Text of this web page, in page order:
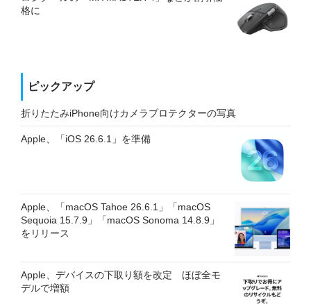
格に
ピックアップ
折りたたみiPhone向けカメラプロテクターの写真
Apple、「iOS 26.6.1」を準備
Apple、「macOS Tahoe 26.6.1」「macOS
Sequoia 15.7.9」「macOS Sonoma 14.8.9」
をリリース
Apple、デバイスの下取り額を改定 ほぼ全モ
デルで増額